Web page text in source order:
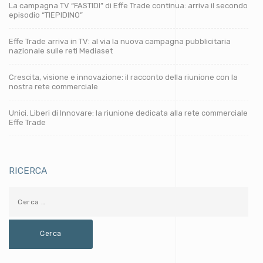
La campagna TV “FASTIDI” di Effe Trade continua: arriva il secondo
episodio “TIEPIDINO”
Effe Trade arriva in TV: al via la nuova campagna pubblicitaria
nazionale sulle reti Mediaset
Crescita, visione e innovazione: il racconto della riunione con la
nostra rete commerciale
Unici. Liberi di Innovare: la riunione dedicata alla rete commerciale
Effe Trade
RICERCA